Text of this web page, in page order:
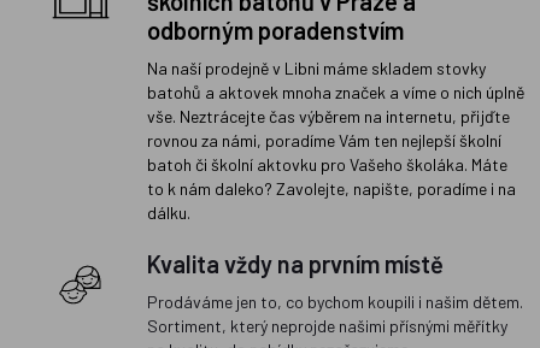
odborným poradenstvím
Na naší prodejně v Libni máme skladem stovky
batohů a aktovek mnoha značek a víme o nich úplně
vše. Neztrácejte čas výběrem na internetu, přijďte
rovnou za námi, poradíme Vám ten nejlepší školní
batoh či školní aktovku pro Vašeho školáka. Máte
to k nám daleko? Zavolejte, napište, poradíme i na
dálku.
Kvalita vždy na prvním místě
Prodáváme jen to, co bychom koupili i našim dětem.
Sortiment, který neprojde našimi přísnými měřítky